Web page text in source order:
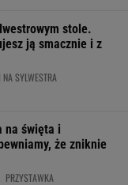
stole.
ją smacznie i z
NA SYLWESTRA
na święta i
że zniknie
PRZYSTAWKA